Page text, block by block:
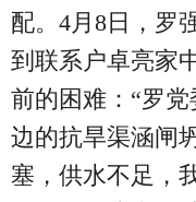
配。4月8日，罗
到联系户卓亮家
前的困难：“罗
边的抗旱渠涵闸
塞，供水不足，